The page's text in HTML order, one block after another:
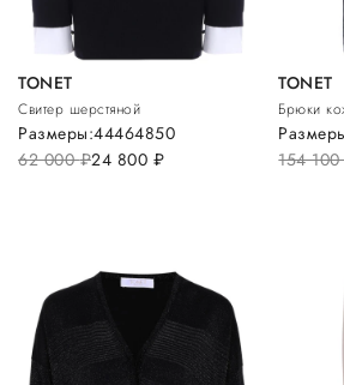
TONET
Свитер шерстяной
62 000руб.24 800 руб.
Размеры:44464850
TONET
Брюки
154